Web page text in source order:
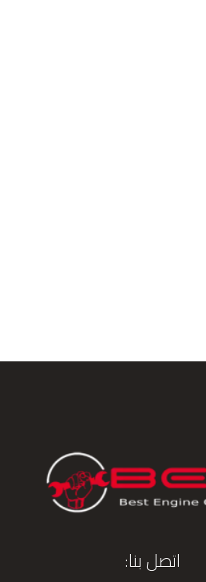
اتصل بنا: